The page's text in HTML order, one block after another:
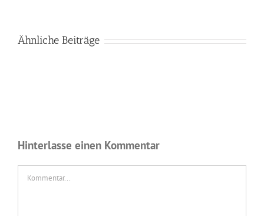
Ähnliche Beiträge
Hinterlasse einen Kommentar